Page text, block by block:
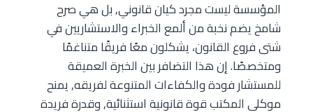
المؤسسة ليست مجرد كيان قانوني, بل هي صرح
شامخ يضم نخبة من ألمع الخبراء والاستشاريين في
شتى فروع القانون، يشكلون معًا فريقًا متناغمًا
ومتخصصًا. إن هذا التضافر بين الخبرة العميقة
للمستشار فودة والكفاءات المتنوعة لفريقه, يمنح
موكلي المكتب قوة قانونية استثنائية, وقدرة فريدة